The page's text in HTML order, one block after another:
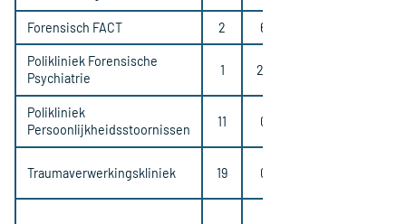
Forensisch FACT 2 6
Polikliniek Forensische
Psychiatrie
1 25
Polikliniek
Persoonlijkheidsstoornissen
11 0
Traumaverwerkingskliniek 19 0